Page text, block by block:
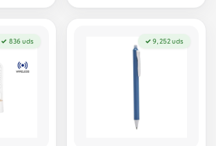
✓ 836 uds ✓ 9,252 uds